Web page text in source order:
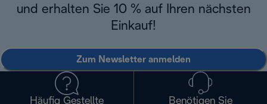
und erhalten Sie 10 % auf Ihren nächsten
Einkauf!
Zum Newsletter anmelden
Häufig Gestellte
Benötigen Sie